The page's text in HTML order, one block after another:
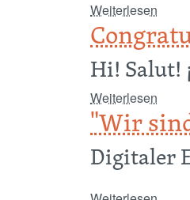
Weiterlesen
Hi! Salut!
Weiterlesen
"Wir
Digitaler